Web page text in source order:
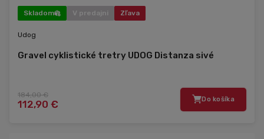
Skladom V predajni Zľava
Udog
Gravel cyklistické tretry UDOG Distanza sivé
184,00 €
112,90 € Do košíka